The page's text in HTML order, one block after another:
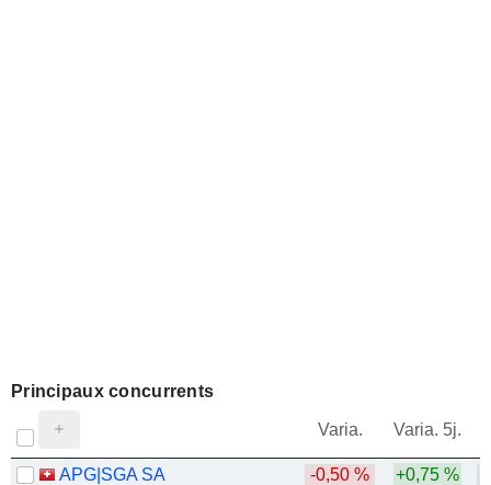
Principaux concurrents
Varia. Varia. 5j.
APG|SGA SA
-0,50 % +0,75 %